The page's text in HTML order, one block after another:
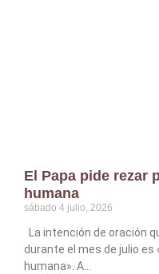
El Papa pide rezar
humana
sábado 4 julio, 2026
La intención de oración
durante el mes de julio es
humana». A